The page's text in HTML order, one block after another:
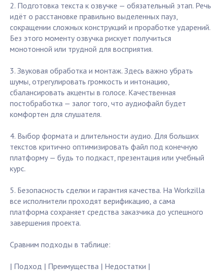
2. Подготовка текста к озвучке — обязательный этап. Речь
идёт о расстановке правильно выделенных пауз,
сокращении сложных конструкций и проработке ударений.
Без этого моменту озвучка рискует получиться
монотонной или трудной для восприятия.
3. Звуковая обработка и монтаж. Здесь важно убрать
шумы, отрегулировать громкость и интонацию,
сбалансировать акценты в голосе. Качественная
постобработка — залог того, что аудиофайл будет
комфортен для слушателя.
4. Выбор формата и длительности аудио. Для больших
текстов критично оптимизировать файл под конечную
платформу — будь то подкаст, презентация или учебный
курс.
5. Безопасность сделки и гарантия качества. На Workzilla
все исполнители проходят верификацию, а сама
платформа сохраняет средства заказчика до успешного
завершения проекта.
Сравним подходы в таблице:
| Подход | Преимущества | Недостатки |